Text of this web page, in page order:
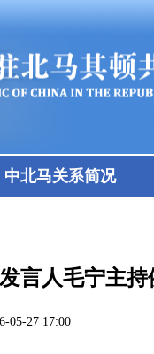
中北马关系简况
言人毛宁主
05-27 17:00